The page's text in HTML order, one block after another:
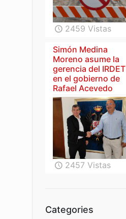
2459 Vistas
Simón Medina
Moreno asume la
gerencia del IRDET
en el gobierno de
Rafael Acevedo
2457 Vistas
Categories